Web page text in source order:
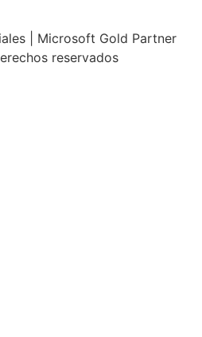
| Microsoft Gold Partner
reservados